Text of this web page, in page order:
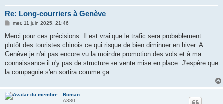
Re: Long-courriers à Genève
M
s
a
g
mer. 11 juin 2025, 21:46
Merci pour ces précisions. Il est vrai que le trafic sera probablement
plutôt des touristes chinois ce qui risque de bien diminuer en hiver. A
Genève je n'ai pas encore vu la moindre promotion des vols et à ma
connaissance il n'y pas de structure se vente mise en place. J'espère que
la compagnie s'en sortira comme ça.
Roman
A380